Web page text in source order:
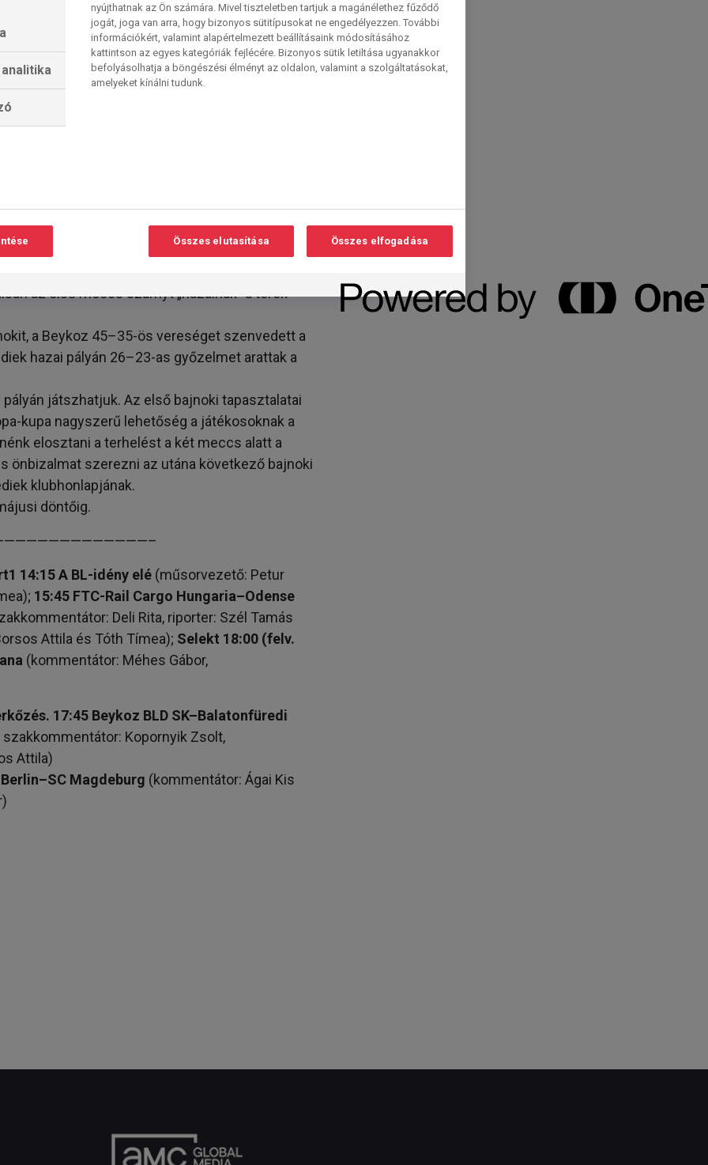
legjobb kezdést teremtsük meg magunknak
Handbold balátlövője.
klassziscsapat Metz és a BL egyik legrégebbi
esetleg mást nétz ér érdeklődik, hajnalban a
indulása, de nem hagyott mély
ahol a CSM Minaur Baia Mare állta az
feladta pályaválasztói jogát, s mindkét
az első meccs számyt „hazainak” a török
a Beykoz 45–35-ös vereséget szenvedett a
hazai pályán 26–23-as győzelmet arattak a
játszhatjuk. Az első bajnoki tapasztalatai
kupa nagyszerű lehetőség a játékosoknak a
elosztani a terhelést a két meccs alatt a
önbizalmat szerezni az utána következő bajnoki
klubhonlapjának.
döntőig.
14:15 A BL-idény elé (műsorvezető: Petur
15:45 FTC-Rail Cargo Hungaria–Odense
Deli Rita, riporter: Szél Tamás
Attila és Tóth Tímea); Selekt 18:00 (felv.
(kommentátor: Méhes Gábor,
17:45 Beykoz BLD SK–Balatonfüredi
Kopornyik Zsolt,
Attila)
Berlin–SC Magdeburg (kommentátor: Ágai Kis
nyújthatnak az Ön számára. Mivel tiszteletben tartjuk a magánélethez fűződő
jogát, joga van arra, hogy bizonyos sütitípusokat ne engedélyezzen. További
információkért, valamint alapértelmezett beállításaink módosításához
kattintson az egyes kategóriák fejlécére. Bizonyos sütik letiltása ugyanakkor
befolyásolhatja a böngészési élményt az oldalon, valamint a szolgáltatásokat,
amelyeket kínálni tudunk.
Összes elutasítása Összes elfogadása